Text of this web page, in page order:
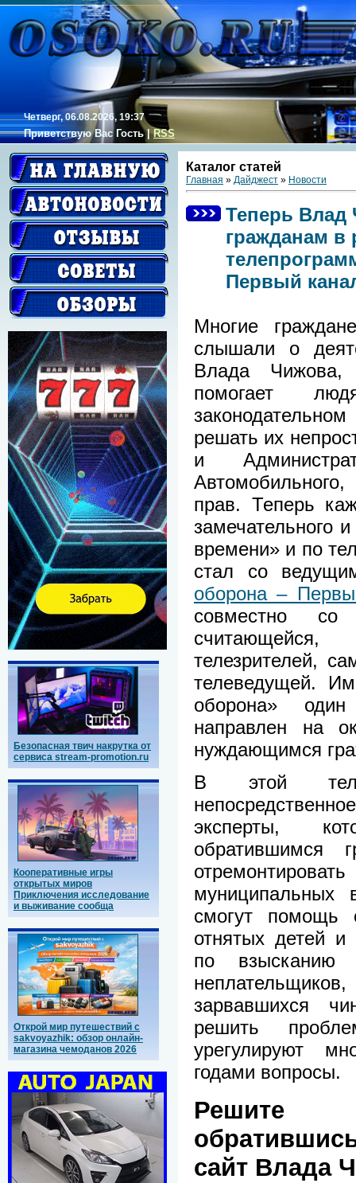
Четверг, 06.08.2026, 19:37
Приветствую Вас Гость|RSS
Безопасная твич накрутка от
сервиса stream-promotion.ru
Кооперативные игры
открытых миров
Приключения исследование
и выживание сообща
Открой мир путешествий с
sakvoyazhik: обзор онлайн-
магазина чемоданов 2026
Каталог статей
Главная » Дайджест » Новости
Теперь Влад
гражданам в
Первый
Многие
слышали о
Влада Чижова,
помогает
решать их
и
прав. Теперь
замечательного
времени» и по
стал со
оборона –
совместно со
телезрителей,
телеведущей.
оборона»
направлен на
нуждающимся
В этой
эксперты,
обратившимся
муниципальных
смогут помощь
отнятых детей
по взысканию
зарвавшихся
решить
урегулируют
годами вопросы.
Решите
сайт Влада